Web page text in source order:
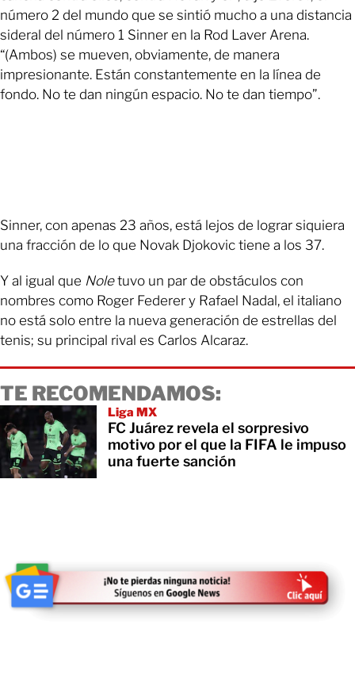
número 2 del mundo que se sintió mucho a una distancia
sideral del número 1 Sinner en la Rod Laver Arena.
“(Ambos) se mueven, obviamente, de manera
impresionante. Están constantemente en la línea de
fondo. No te dan ningún espacio. No te dan tiempo”.
Sinner, con apenas 23 años, está lejos de lograr siquiera
una fracción de lo que Novak Djokovic tiene a los 37.
Y al igual que Noletuvo un par de obstáculos con
nombres como Roger Federer y Rafael Nadal, el italiano
no está solo entre la nueva generación de estrellas del
tenis; su principal rival es Carlos Alcaraz.
TE RECOMENDAMOS:
Liga MX
FC Juárez revela el sorpresivo
motivo por el que la FIFA le impuso
una fuerte sanción